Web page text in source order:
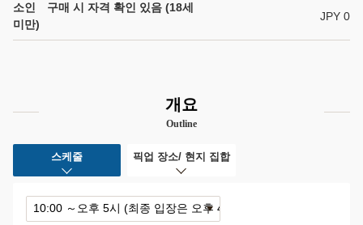
소인 구매 시 자격 확인 있음 (18세
미만)
JPY 0
개요
Outline
스케줄 픽업 장소/ 현지 집합